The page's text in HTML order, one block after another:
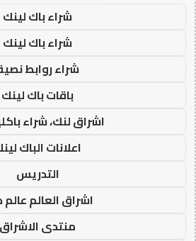
شراء باك لينك
شراء باك لينك
شراء روابط
باقات باك لينك
اشراق لنك، شراء
اعلانات الباك
التدريس
اشراق العالم عالم
منتدى الاشراق